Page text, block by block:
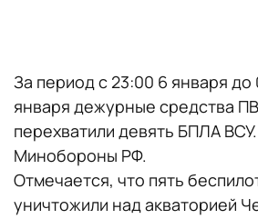
За период с 23:00 6 января до
января дежурные средства
перехватили девять БПЛА
Минобороны РФ.
Отмечается, что пять
уничтожили над акваторией